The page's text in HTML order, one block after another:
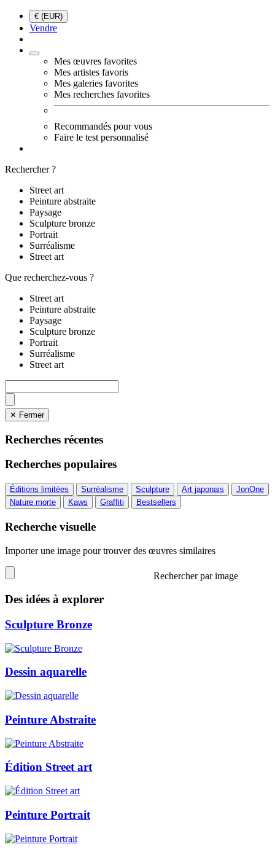
€ (EUR)
Vendre
Mes œuvres favorites
Mes artistes favoris
Mes galeries favorites
Mes recherches favorites
Recommandés pour vous
Faire le test personnalisé
Rechercher ?
Street art
Peinture abstraite
Paysage
Sculpture bronze
Portrait
Surréalisme
Street art
Que recherchez-vous ?
Street art
Peinture abstraite
Paysage
Sculpture bronze
Portrait
Surréalisme
Street art
✕ Fermer
Recherches récentes
Recherches populaires
Éditions limitées Surréalisme Sculpture Art japonais
JonOne
Nature morte
Kaws Graffiti Bestsellers
Recherche visuelle
Importer une image pour trouver des œuvres similaires
Rechercher par image
Des idées à explorer
Sculpture Bronze
Dessin aquarelle
Peinture Abstraite
Édition Street art
Peinture Portrait